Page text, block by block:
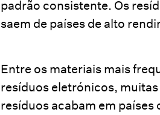
padrão consistente. Os
saem de países de alto
Entre os materiais mais
resíduos eletrónicos,
resíduos acabam em